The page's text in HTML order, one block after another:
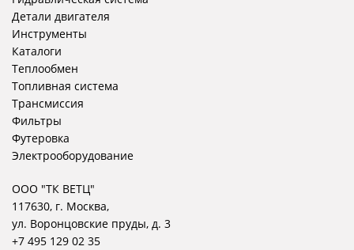
Детали двигателя
Инструменты
Каталоги
Теплообмен
Топливная система
Трансмиссия
Фильтры
Футеровка
Электрооборудование
ООО "ТК ВЕТЦ"
117630, г. Москва,
ул. Воронцовские пруды, д. 3
+7 495 129 02 35